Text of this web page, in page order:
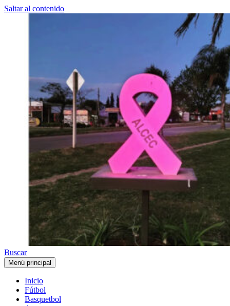
Saltar al contenido
Buscar
Menú principal
Inicio
Fútbol
Basquetbol